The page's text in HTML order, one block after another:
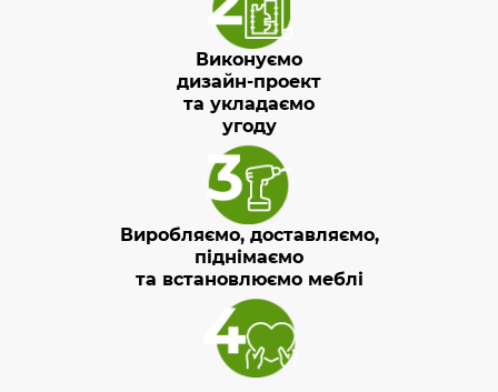
Виконуємо
дизайн-проект
та укладаємо
угоду
Виробляємо, доставляємо,
піднімаємо
та встановлюємо меблі